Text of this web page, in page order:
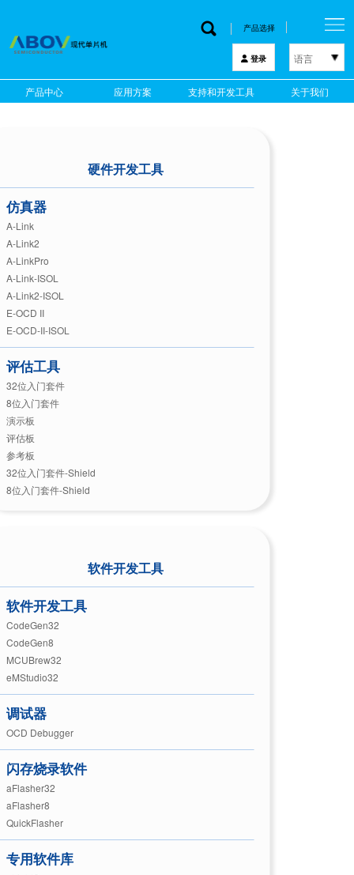
产品选择
登录 语言
한국어
English
产品中心 应用方案 支持和开发工具 关于我们
硬件开发工具
仿真器
A-Link
A-Link2
A-LinkPro
A-Link-ISOL
A-Link2-ISOL
E-OCD II
E-OCD-II-ISOL
评估工具
32位入门套件
8位入门套件
演示板
评估板
参考板
32位入门套件-Shield
8位入门套件-Shield
软件开发工具
软件开发工具
CodeGen32
CodeGen8
MCUBrew32
eMStudio32
调试器
OCD Debugger
闪存烧录软件
aFlasher32
aFlasher8
QuickFlasher
专用软件库